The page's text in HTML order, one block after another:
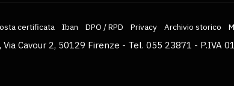
certificata Iban DPO / RPD Privacy Archivio storico
Cavour 2, 50129 Firenze - Tel. 055 23871 - P.IVA